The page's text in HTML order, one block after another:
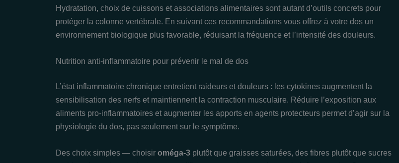
Hydratation, choix de cuissons et associations alimentaires sont autant d’outils concrets pour
protéger la colonne vertébrale. En suivant ces recommandations vous offrez à votre dos un
environnement biologique plus favorable, réduisant la fréquence et l’intensité des douleurs.
Nutrition anti-inflammatoire pour prévenir le mal de dos
L’état inflammatoire chronique entretient raideurs et douleurs : les cytokines augmentent la
sensibilisation des nerfs et maintiennent la contraction musculaire. Réduire l’exposition aux
aliments pro‑inflammatoires et augmenter les apports en agents protecteurs permet d’agir sur la
physiologie du dos, pas seulement sur le symptôme.
Des choix simples — choisir oméga‑3 plutôt que graisses saturées, des fibres plutôt que sucres